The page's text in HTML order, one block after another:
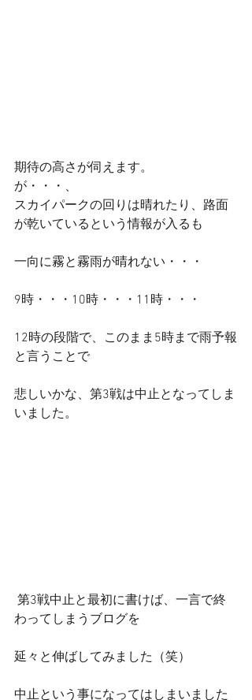
期待の高さが伺えます。
が・・・、
スカイパークの回りは晴れたり、路面
が乾いているという情報が入るも
一向に霧と霧雨が晴れない・・・
9時・・・10時・・・11時・・・
12時の段階で、このまま5時まで雨予報
と言うことで
悲しいかな、第3戦は中止となってしま
いました。
わってしまうブログを
延々と伸ばしてみました（笑）
中止という事になってはしまいました